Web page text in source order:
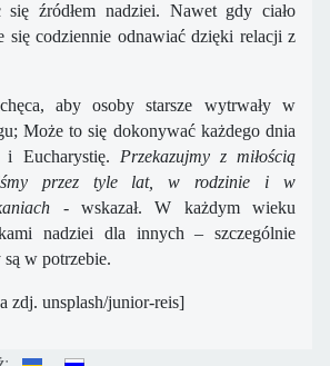
się źródłem nadziei. Nawet gdy ciało
się codziennie odnawiać dzięki relacji z
aby osoby starsze wytrwały w
Może to się dokonywać każdego dnia
i Eucharystię. Przekazujmy z miłością
przez tyle lat, w rodzinie i w
- wskazał.
W każdym wieku
nadziei dla innych – szczególnie
w potrzebie.
zdj. unsplash/junior-reis]